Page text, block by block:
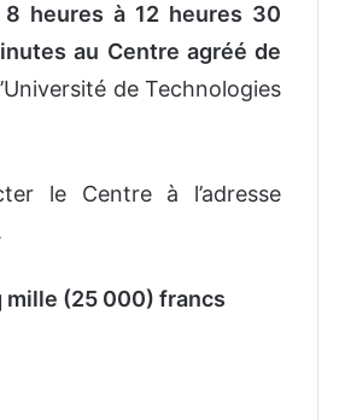
heures à 12 heures 30
au Centre agréé de
de Technologies
le Centre à l’adresse
(25 000) francs